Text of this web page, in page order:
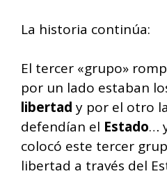
La historia continúa:
El tercer «grupo»
por un lado estaban
libertad y por el otro
defendían el Estado…
colocó este tercer
libertad a través del